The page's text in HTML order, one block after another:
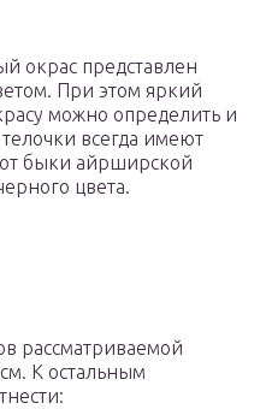
окрас представлен
При этом яркий
можно определить и
всегда имеют
быки айрширской
цвета.
рассматриваемой
К остальным